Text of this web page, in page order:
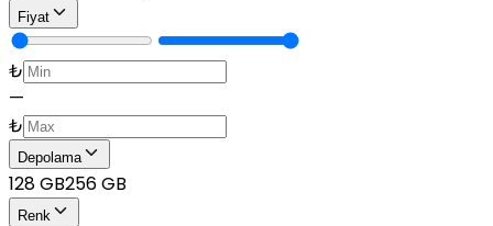
Fiyat
₺
—
₺
Depolama
128 GB256 GB
Renk